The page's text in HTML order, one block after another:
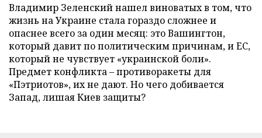
Владимир Зеленский нашел виноватых в том, что
жизнь на Украине стала гораздо сложнее и
опаснее всего за один месяц: это Вашингтон,
который давит по политическим причинам, и ЕС,
который не чувствует «украинской боли».
Предмет конфликта – противоракеты для
«Пэтриотов», их не дают. Но чего добивается
Запад, лишая Киев защиты?